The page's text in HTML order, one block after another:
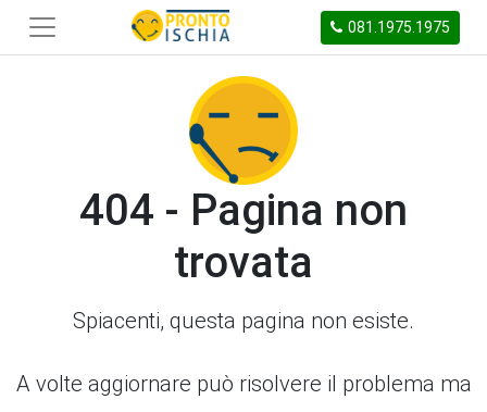
081.1975.1975
404 - Pagina non
trovata
Spiacenti, questa pagina non esiste.
A volte aggiornare può risolvere il problema ma